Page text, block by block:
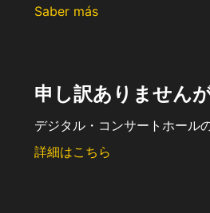
Saber más
申し訳ありません
デジタル・コンサートホール
詳細はこちら